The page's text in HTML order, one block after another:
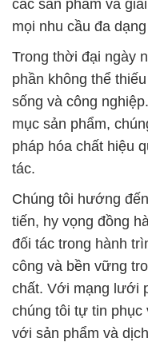
các sản phẩm và
mọi nhu cầu đa
Trong thời đại ngày
phần không thể
sống và công
mục sản phẩm,
pháp hóa chất hiệu
tác.
Chúng tôi hướng
tiến, hy vọng đồng
đối tác trong hành
công và bền vững
chất. Với mạng lưới
chúng tôi tự tin phục
với sản phẩm và